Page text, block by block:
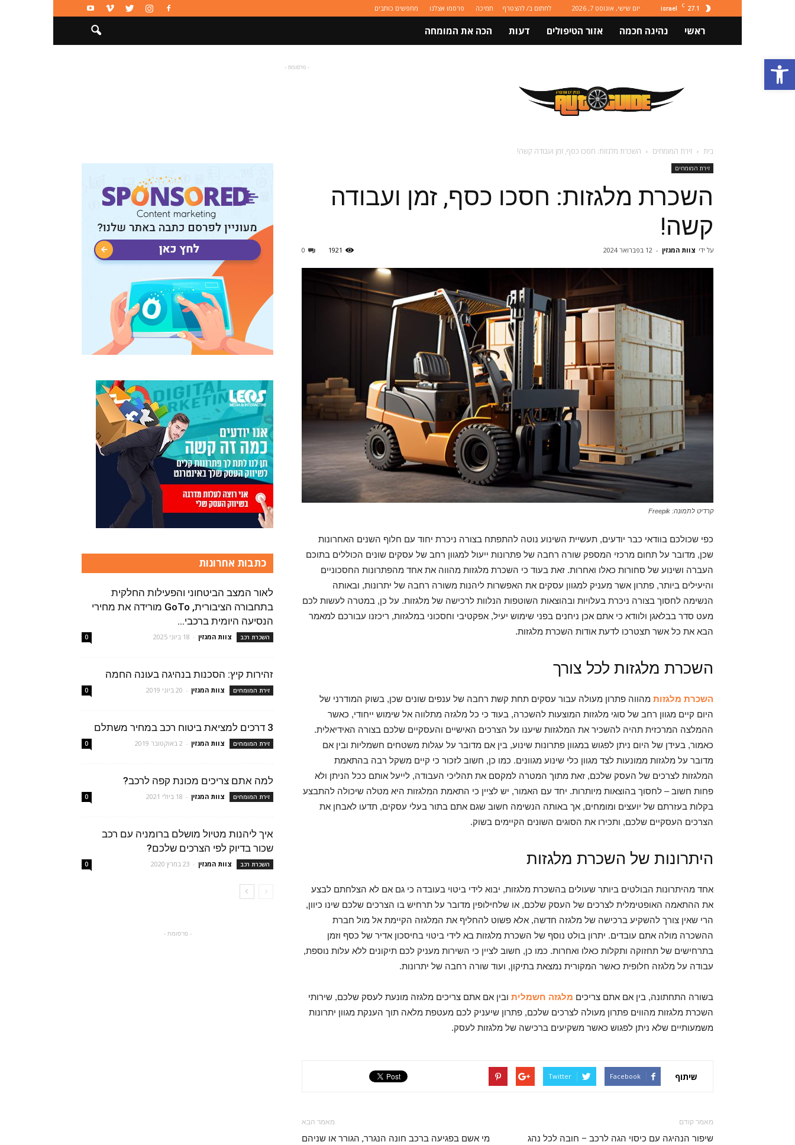
פתח סרגל נגישות
27.1
C
israel יום שישי, אוגוסט 7, 2026 לחתום ב/ להצטרף תמיכה פרסמו אצלנו מחפשים כותבים
ראשי נהיגה חכמה אזור הטיפולים דעות הכה את המומחה
ותחבורה
Autoguide
- פרסומת -
בית זירת המומחים השכרת מלגזות: חסכו כסף, זמן ועבודה קשה!
זירת המומחים
השכרת מלגזות: חסכו כסף, זמן ועבודה
קשה!
על ידי צוות המגזין - 12 בפברואר 2024 0 1921
קרדיט לתמונה: Freepik
כפי שכולכם בוודאי כבר יודעים, תעשיית השינוע נוטה להתפתח בצורה ניכרת יחוד עם חלוף השנים האחרונות
שכן, מדובר על תחום מרכזי המספק שורה רחבה של פתרונות ייעול למגוון רחב של עסקים שונים הכוללים בתוכם
העברה ושינוע של סחורות כאלו ואחרות. זאת בעוד כי השכרת מלגזות מהווה את אחד מהפתרונות החסכוניים
והיעילים ביותר, פתרון אשר מעניק למגוון עסקים את האפשרות ליהנות משורה רחבה של יתרונות, ובאותה
הנשימה לחסוך בצורה ניכרת בעלויות ובהוצאות השוטפות הנלוות לרכישה של מלגזות. על כן, במטרה לעשות לכם
מעט סדר בבלאגן ולוודא כי אתם אכן ניחנים בפני שימוש יעיל, אפקטיבי וחסכוני במלגזות, ריכזנו עבורכם למאמר
הבא את כל אשר תצטרכו לדעת אודות השכרת מלגזות.
השכרת מלגזות לכל צורך
השכרת מלגזות מהווה פתרון מעולה עבור עסקים תחת קשת רחבה של ענפים שונים שכן, בשוק המודרני של
היום קיים מגוון רחב של סוגי מלגזות המוצעות להשכרה, בעוד כי כל מלגזה מתלווה אל שימוש ייחודי, כאשר
ההמלצה המרכזית תהיה להשכיר את המלגזות שיענו על הצרכים האישיים והעסקיים שלכם בצורה האידיאלית.
כאמור, בעידן של היום ניתן לפגוש במגוון פתרונות שינוע, בין אם מדובר על עגלות משטחים חשמליות ובין אם
מדובר על מלגזות ממונעות לצד מגוון כלי שינוע מגוונים. כמו כן, חשוב לזכור כי קיים משקל רבה בהתאמת
המלגזות לצרכים של העסק שלכם, זאת מתוך המטרה למקסם את תהליכי העבודה, לייעל אותם ככל הניתן ולא
פחות חשוב – לחסוך בהוצאות מיותרות. יחד עם האמור, יש לציין כי התאמת המלגזות היא מטלה שיכולה להתבצע
בקלות בעזרתם של יועצים ומומחים, אך באותה הנשימה חשוב שגם אתם בתור בעלי עסקים, תדעו לאבחן את
הצרכים העסקיים שלכם, ותכירו את הסוגים השונים הקיימים בשוק.
היתרונות של השכרת מלגזות
אחד מהיתרונות הבולטים ביותר שעולים בהשכרת מלגזות, יבוא לידי ביטוי בעובדה כי גם אם לא הצלחתם לבצע
את ההתאמה האופטימלית לצרכים של העסק שלכם, או שלחילופין מדובר על תרחיש בו הצרכים שלכם שינו כיוון,
הרי שאין צורך להשקיע ברכישה של מלגזה חדשה, אלא פשוט להחליף את המלגזה הקיימת אל מול חברת
ההשכרה מולה אתם עובדים. יתרון בולט נוסף של השכרת מלגזות בא לידי ביטוי בחיסכון אדיר של כסף וזמן
בתרחישים של תחזוקה ותקלות כאלו ואחרות. כמו כן, חשוב לציין כי השירות מעניק לכם תיקונים ללא עלות נוספת,
עבודה על מלגזה חלופית כאשר המקורית נמצאת בתיקון, ועוד שורה רחבה של יתרונות.
בשורה התחתונה, בין אם אתם צריכים מלגזה חשמלית ובין אם אתם צריכים מלגזה מונעת לעסק שלכם, שירותי
השכרת מלגזות מהווים פתרון מעולה לצרכים שלכם, פתרון שיעניק לכם מעטפת מלאה תוך הענקת מגוון יתרונות
משמעותיים שלא ניתן לפגוש כאשר משקיעים ברכישה של מלגזות לעסק.
שיתוף Facebook
Twitter
מאמר קודם
שיפור הנהיגה עם כיסוי הגה לרכב – חובה לכל נהג
מאמר הבא
מי אשם בפגיעה ברכב חונה הנגרר, הגורר או שניהם
כתבות אחרונות
לאור המצב הביטחוני והפעילות החלקית
בתחבורה הציבורית, GoTo מורידה את מחירי
הנסיעה היומית ברכבי...
השכרת רכב צוות המגזין - 18 ביוני 2025 0
זהירות קיץ: הסכנות בנהיגה בעונה החמה
זירת המומחים צוות המגזין - 20 ביוני 2019 0
3 דרכים למציאת ביטוח רכב במחיר משתלם
זירת המומחים צוות המגזין - 2 באוקטובר 2019 0
למה אתם צריכים מכונת קפה לרכב?
זירת המומחים צוות המגזין - 18 ביולי 2021 0
איך ליהנות מטיול מושלם ברומניה עם רכב
שכור בדיוק לפי הצרכים שלכם?
השכרת רכב צוות המגזין - 23 במרץ 2020 0
- פרסומת -